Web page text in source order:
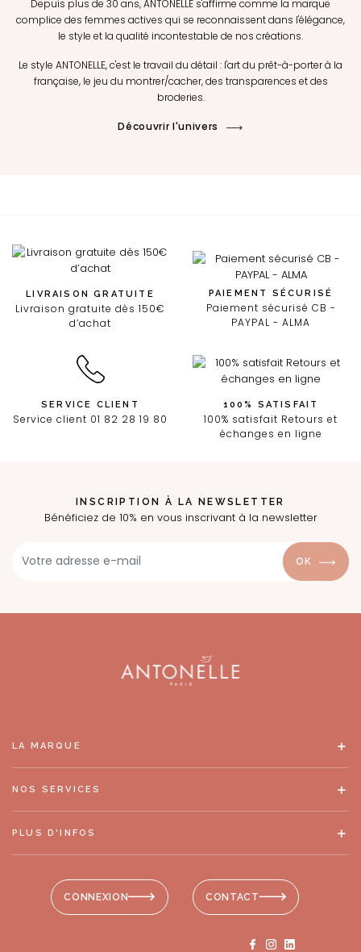
Depuis plus de 30 ans, ANTONELLE s'affirme comme la marque
complice des femmes actives qui se reconnaissent dans l'élégance,
le style et la qualité incontestable de nos créations.
Le style ANTONELLE, c'est le travail du détail : l'art du prêt-à-porter à la
française, le jeu du montrer/cacher, des transparences et des
broderies.
Découvrir l'univers
LIVRAISON GRATUITE
Livraison gratuite dès 150€
d’achat
PAIEMENT SÉCURISÉ
Paiement sécurisé CB -
PAYPAL - ALMA
SERVICE CLIENT
Service client 01 82 28 19 80
100% SATISFAIT
100% satisfait Retours et
échanges en ligne
INSCRIPTION À LA NEWSLETTER
Bénéficiez de 10% en vous inscrivant à la newsletter
OK
CONNEXION CONTACT
LA MARQUE
NOS SERVICES
PLUS D'INFOS